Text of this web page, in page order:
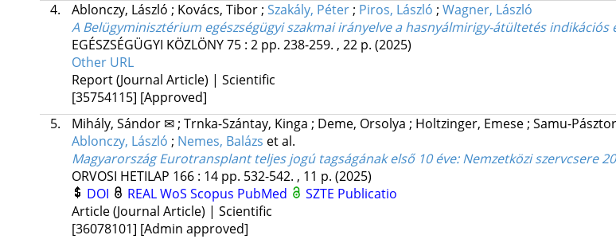
4.
Ablonczy, László ; Kovács, Tibor; Szakály, Péter; Piros, László ; Wagner, László
A Belügyminisztérium egészségügyi szakmai irányelve a hasnyálmirigy-átültetés
EGÉSZSÉGÜGYI KÖZLÖNY75: 2 pp. 238-259. , 22 p. (2025)
Other URL
Report (Journal Article) | Scientific
[35754115] [Approved]
5.
Mihály, Sándor ✉; Trnka-Szántay, Kinga ; Deme, Orsolya ; Holtzinger, Emese; Samu-
Ablonczy, László ; Nemes, Balázs et al.
Magyarország Eurotransplant teljes jogú tagságának első 10 éve: Nemzetközi szervcsere
ORVOSI HETILAP 166: 14 pp. 532-542. , 11 p. (2025)
DOI
REALWoS Scopus PubMed
SZTE Publicatio
Article (Journal Article) | Scientific
[36078101] [Admin approved]